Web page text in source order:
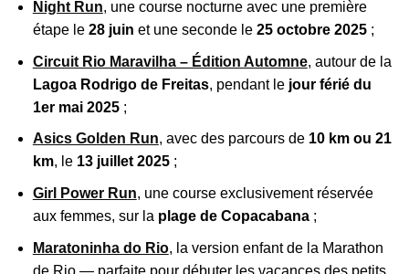
Night Run, une course nocturne avec une première
étape le 28 juin et une seconde le 25 octobre 2025;
Circuit Rio Maravilha – Édition Automne, autour de la
Lagoa Rodrigo de Freitas, pendant le jour férié du
1er mai 2025;
Asics Golden Run, avec des parcours de 10 km ou 21
km, le 13 juillet 2025;
Girl Power Run, une course exclusivement réservée
aux femmes, sur la plage de Copacabana;
Maratoninha do Rio, la version enfant de la Marathon
de Rio — parfaite pour débuter les vacances des petits